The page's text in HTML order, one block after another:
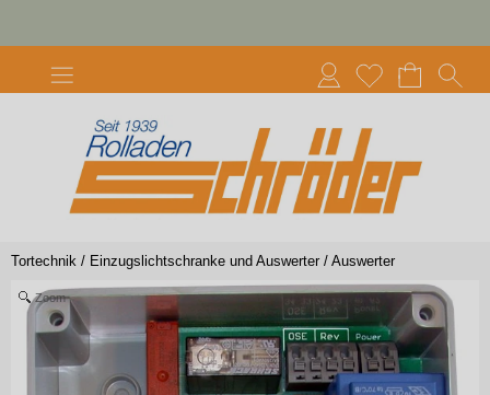
Tortechnik / Einzugslichtschranke und Auswerter / Auswerter
Zoom